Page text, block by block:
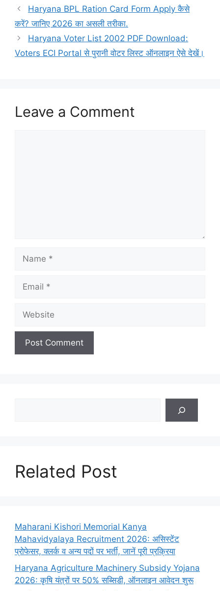
Haryana BPL Ration Card Form Apply कैसे
करें? जानिए 2026 का असली तरीका.
Haryana Voter List 2002 PDF Download:
Voters ECI Portal से पुरानी वोटर लिस्ट ऑनलाइन ऐसे देखें।
Leave a Comment
Name
Email
Website
Related Post
Maharani Kishori Memorial Kanya
Mahavidyalaya Recruitment 2026: असिस्टेंट
प्रोफेसर, क्लर्क व अन्य पदों पर भर्ती, जानें पूरी प्रक्रिया
Haryana Agriculture Machinery Subsidy Yojana
2026: कृषि यंत्रों पर 50% सब्सिडी, ऑनलाइन आवेदन शुरू